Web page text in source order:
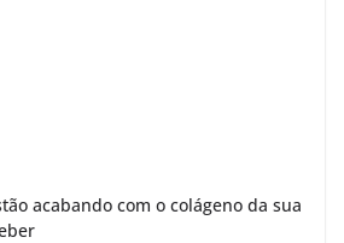
acabando com o colágeno da sua